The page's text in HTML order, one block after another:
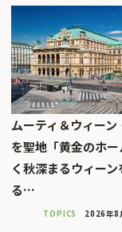
ムーティ＆ウィーン
を聖地「黄金のホ
く秋深まるウィー
る…
TOPICS 2026年8